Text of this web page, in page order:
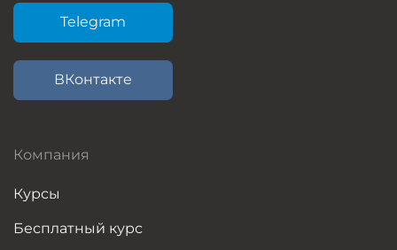
Telegram
ВКонтакте
Компания
Курсы
Бесплатный курс